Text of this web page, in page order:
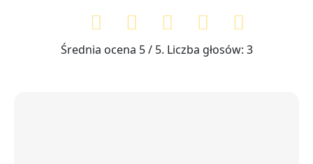
Średnia ocena 5/ 5. Liczba głosów: 3